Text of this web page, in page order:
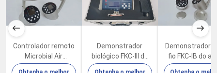
Controlador remoto
Microbial Air
Sampler FKC-IB
Demonstrador
biológico FKC-III do
ar do instrumento
Demonstrador
fio FKC-IB do ar
Cleanroom